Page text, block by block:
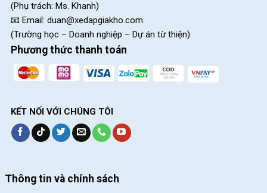
(Phụ trách: Ms. Khanh)
📧 Email: duan@xedapgiakho.com
(Trường học – Doanh nghiệp – Dự án từ thiện)
Phương thức thanh toán
KẾT NỐI VỚI CHÚNG TÔI
Thông tin và chính sách